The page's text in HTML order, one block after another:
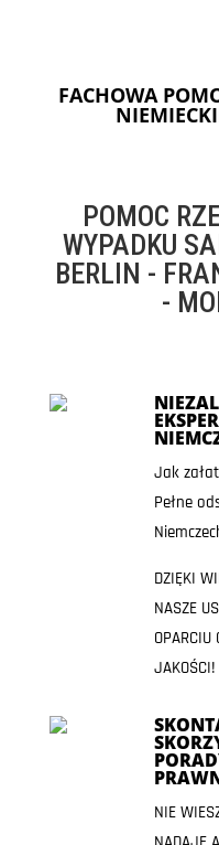
FACHOWA
POMOC
WYPADKU
BERLIN -
-
Jak
Pełne
DZIĘKI
NASZE
OPARCIU
JAKOŚCI!
NIE